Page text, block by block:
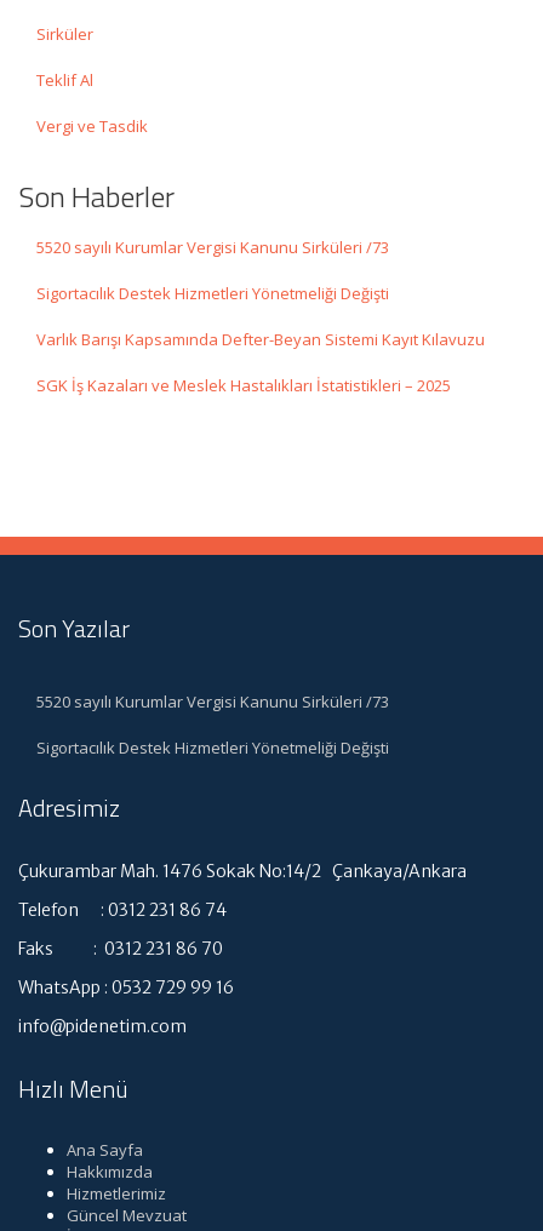
Sirküler
Teklif Al
Vergi ve Tasdik
Son Haberler
5520 sayılı Kurumlar Vergisi Kanunu Sirküleri /73
Sigortacılık Destek Hizmetleri Yönetmeliği Değişti
Varlık Barışı Kapsamında Defter-Beyan Sistemi Kayıt Kılavuzu
SGK İş Kazaları ve Meslek Hastalıkları İstatistikleri – 2025
Son Yazılar
5520 sayılı Kurumlar Vergisi Kanunu Sirküleri /73
Sigortacılık Destek Hizmetleri Yönetmeliği Değişti
Adresimiz
Çukurambar Mah. 1476 Sokak No:14/2 Çankaya/Ankara
Telefon : 0312 231 86 74
Faks : 0312 231 86 70
WhatsApp : 0532 729 99 16
info@pidenetim.com
Hızlı Menü
Ana Sayfa
Hakkımızda
Hizmetlerimiz
Güncel Mevzuat